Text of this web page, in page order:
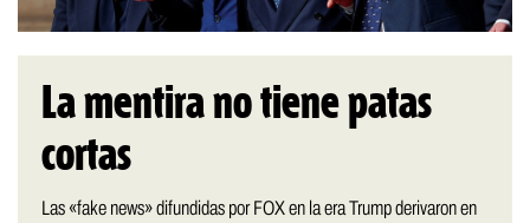
La mentira no tiene patas
cortas
Las «fake news» difundidas por FOX en la era Trump derivaron en